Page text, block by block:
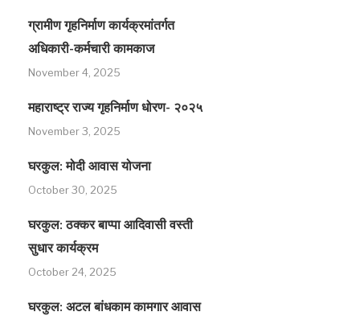
ग्रामीण गृहनिर्माण कार्यक्रमांतर्गत
अधिकारी-कर्मचारी कामकाज
November 4, 2025
महाराष्ट्र राज्य गृहनिर्माण धोरण- २०२५
November 3, 2025
घरकुल: मोदी आवास योजना
October 30, 2025
घरकुल: ठक्कर बाप्पा आदिवासी वस्ती
सुधार कार्यक्रम
October 24, 2025
घरकुल: अटल बांधकाम कामगार आवास